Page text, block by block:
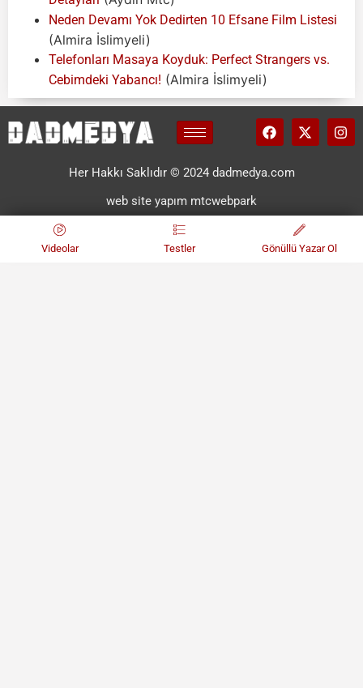
Neden Devamı Yok Dedirten 10 Efsane Film Listesi
(Almira İslimyeli)
Telefonları Masaya Koyduk: Perfect Strangers vs.
Cebimdeki Yabancı! (Almira İslimyeli)
Her Hakkı Saklıdır © 2024 dadmedya.com
web site yapım mtcwebpark
Videolar Testler Gönüllü Yazar Ol